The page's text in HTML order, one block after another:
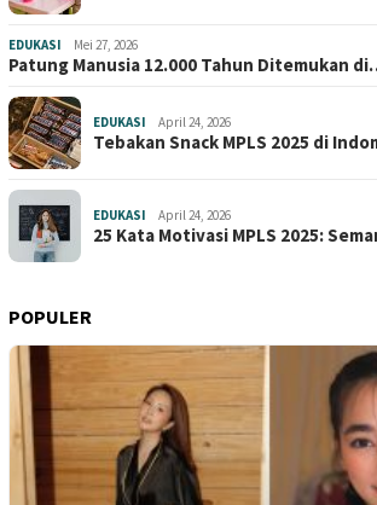
EDUKASI Mei 27, 2026
Patung Manusia 12.000 Tahun Ditemukan
EDUKASI April 24, 2026
Tebakan Snack MPLS 2025 di
EDUKASI April 24, 2026
25 Kata Motivasi MPLS 2025:
POPULER